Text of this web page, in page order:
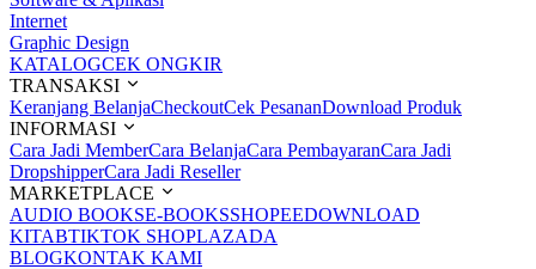
Internet
Graphic Design
KATALOGCEK ONGKIR
TRANSAKSI
Keranjang BelanjaCheckoutCek PesananDownload Produk
INFORMASI
Cara Jadi MemberCara BelanjaCara PembayaranCara Jadi
DropshipperCara Jadi Reseller
MARKETPLACE
AUDIO BOOKSE-BOOKSSHOPEEDOWNLOAD
KITABTIKTOK SHOPLAZADA
BLOGKONTAK KAMI